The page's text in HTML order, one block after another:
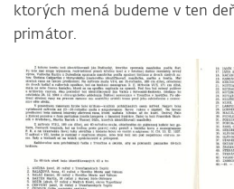
ktorých mená budeme v ten
primátor.